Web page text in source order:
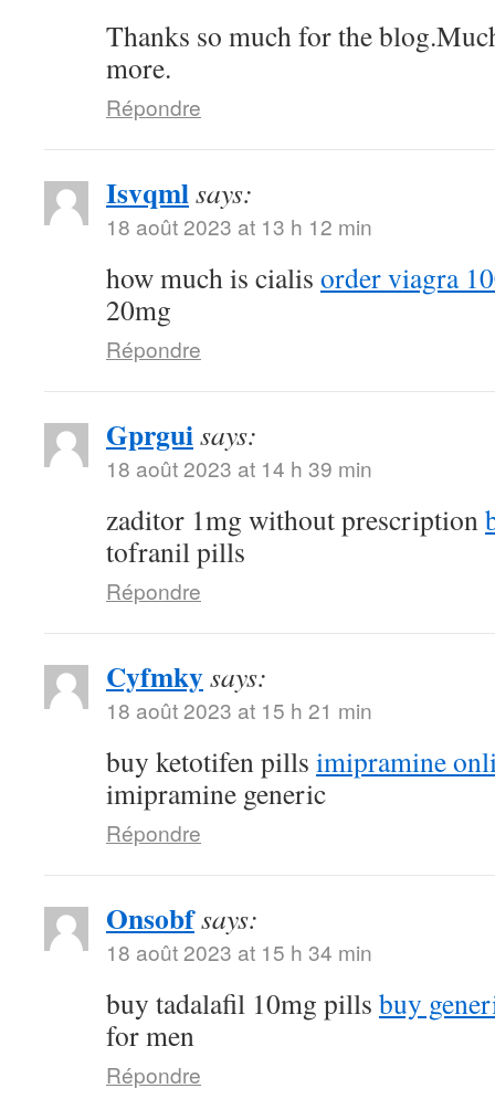
Thanks so much for the
more.
Répondre
Isvqmlsays:
18 août 2023 at 13 h 12 min
how much is cialis order viagra
20mg
Répondre
Gprguisays:
18 août 2023 at 14 h 39 min
zaditor 1mg without prescription
tofranil pills
Répondre
Cyfmkysays:
18 août 2023 at 15 h 21 min
buy ketotifen pills imipramine
imipramine generic
Répondre
Onsobfsays:
18 août 2023 at 15 h 34 min
buy tadalafil 10mg pills buy
for men
Répondre